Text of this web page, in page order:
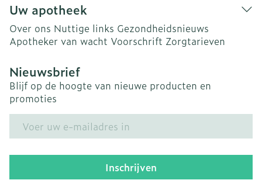
Uw apotheek
Over ons Nuttige links Gezondheidsnieuws
Apotheker van wacht Voorschrift Zorgtarieven
Nieuwsbrief
Blijf op de hoogte van nieuwe producten en
promoties
Inschrijven